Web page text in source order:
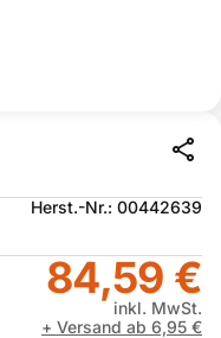
Herst.-Nr.: 00442639
84,59 €
inkl. MwSt.
+ Versand ab 6,95 €